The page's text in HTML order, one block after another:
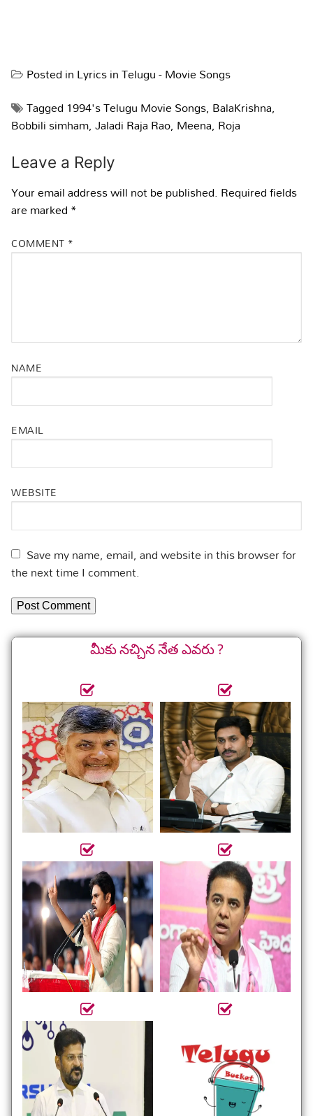
Posted inLyrics in Telugu - Movie Songs
Tagged 1994's Telugu Movie Songs, BalaKrishna,
Bobbili simham,Jaladi Raja Rao, Meena, Roja
Leave a Reply
Your email address will not be published. Required fields
are marked*
COMMENT *
NAME
EMAIL
WEBSITE
Save my name, email, and website in this browser for
the next time I comment.
మీకు నచ్చిన నేత ఎవరు ?